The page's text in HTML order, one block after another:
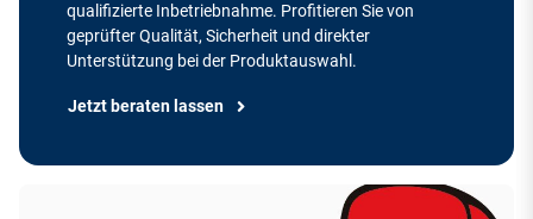
qualifizierte Inbetriebnahme. Profitieren Sie von
geprüfter Qualität, Sicherheit und direkter
Unterstützung bei der Produktauswahl.
Jetzt beraten lassen